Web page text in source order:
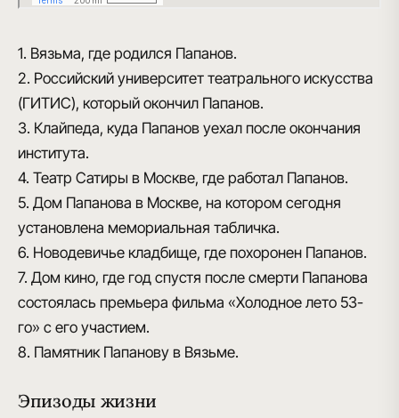
1. Вязьма, где родился Папанов.
2. Российский университет театрального искусства
(ГИТИС), который окончил Папанов.
3. Клайпеда, куда Папанов уехал после окончания
института.
4. Театр Сатиры в Москве, где работал Папанов.
5. Дом Папанова в Москве, на котором сегодня
установлена мемориальная табличка.
6. Новодевичье кладбище, где похоронен Папанов.
7. Дом кино, где год спустя после смерти Папанова
состоялась премьера фильма «Холодное лето 53-
го» с его участием.
8. Памятник Папанову в Вязьме.
Эпизоды жизни